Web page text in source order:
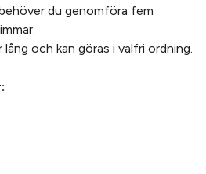
du genomföra fem
lång och kan göras i valfri ordning.